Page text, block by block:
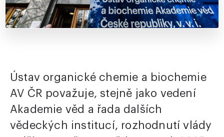
Ústav organické chemie a biochemie
AV ČR považuje, stejně jako vedení
Akademie věd a řada dalších
vědeckých institucí, rozhodnutí vlády